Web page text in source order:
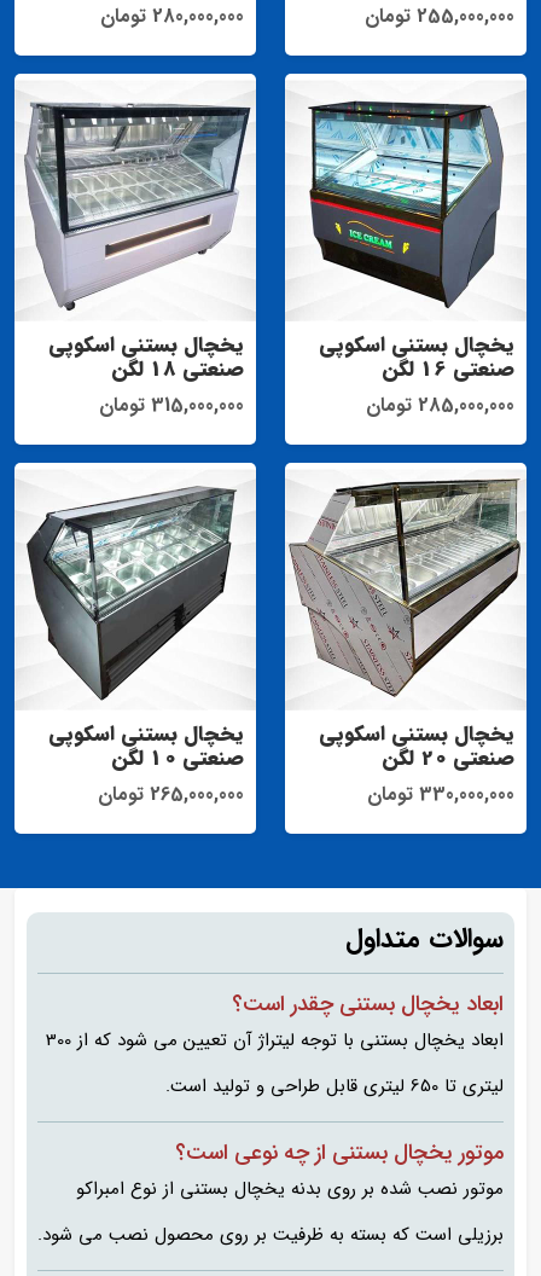
255,000,000 تومان 280,000,000 تومان
یخچال بستنی اسکوپی
صنعتی 16 لگن
285,000,000 تومان
یخچال بستنی اسکوپی
صنعتی 18 لگن
315,000,000 تومان
یخچال بستنی اسکوپی
صنعتی 20 لگن
330,000,000 تومان
یخچال بستنی اسکوپی
صنعتی 10 لگن
265,000,000 تومان
سوالات متداول
ابعاد یخچال بستنی چقدر است؟
ابعاد یخچال بستنی با توجه لیتراژ آن تعیین می شود که از 300
لیتری تا 650 لیتری قابل طراحی و تولید است.
موتور یخچال بستنی از چه نوعی است؟
موتور نصب شده بر روی بدنه یخچال بستنی از نوع امبراکو
برزیلی است که بسته به ظرفیت بر روی محصول نصب می شود.